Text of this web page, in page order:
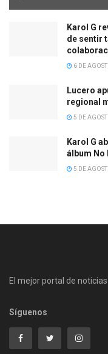
Karol G
de sentir
6 DE
Lucero
regional
5 DE
Karol G
álbum No
5 DE
El mejor portal de
Síguenos